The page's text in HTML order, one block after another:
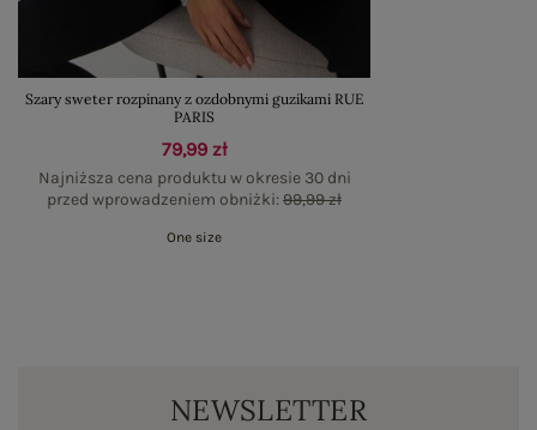
Szary sweter rozpinany z ozdobnymi guzikami RUE
PARIS
79,99 zł
Najniższa cena produktu w okresie 30 dni
przed wprowadzeniem obniżki:99,99 zł
One size
NEWSLETTER